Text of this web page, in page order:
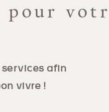
pour
afin
vivre !